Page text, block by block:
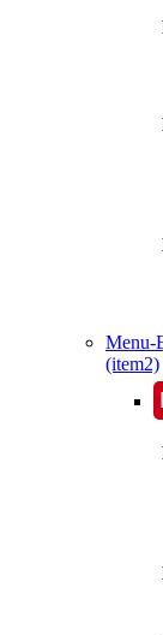
Menu-
(item2)